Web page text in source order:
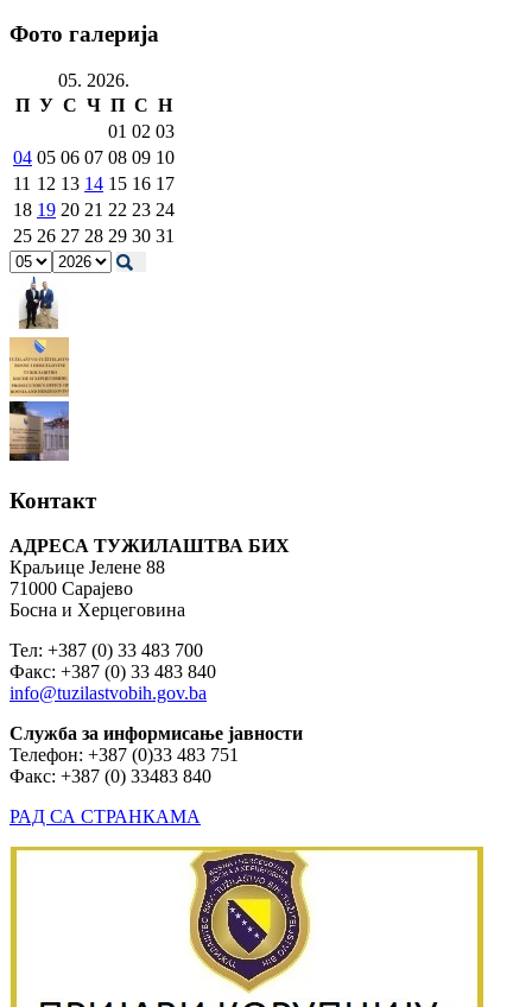
Фото галерија
05. 2026.
П У С Ч П С Н
01 02 03
04 05 06 07 08 09 10
11 12 13 14 15 16 17
18 19 20 21 22 23 24
25 26 27 28 29 30 31
Контакт
АДРЕСА ТУЖИЛАШТВА БИХ
Краљице Јелене 88
71000 Сарајево
Босна и Херцеговина
Тел: +387 (0) 33 483 700
Факс: +387 (0) 33 483 840
info@tuzilastvobih.gov.ba
Служба за информисање јавности
Телефон: +387 (0)33 483 751
Факс: +387 (0) 33483 840
РАД СА СТРАНКАМА